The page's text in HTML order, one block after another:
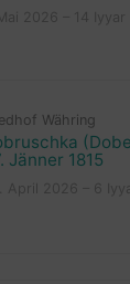
Währing
Jänner 1815